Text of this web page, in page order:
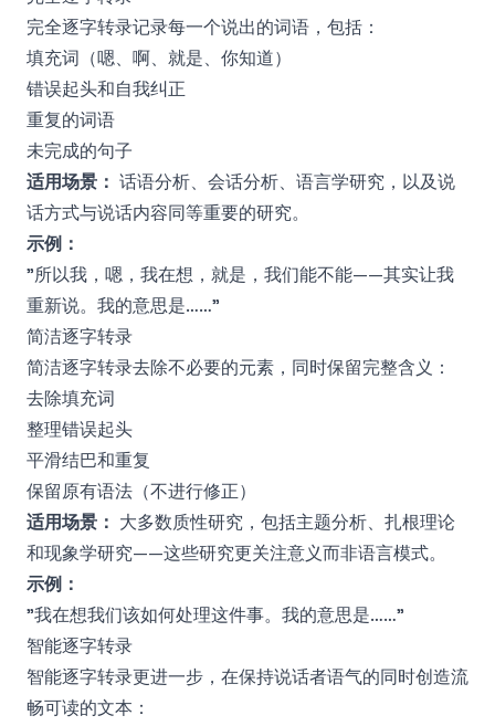
完全逐字转录记录每一个说出的词语，包括：
填充词（嗯、啊、就是、你知道）
错误起头和自我纠正
重复的词语
未完成的句子
适用场景： 话语分析、会话分析、语言学研究，以及说
话方式与说话内容同等重要的研究。
示例：
"所以我，嗯，我在想，就是，我们能不能——其实让我
重新说。我的意思是……"
简洁逐字转录
简洁逐字转录去除不必要的元素，同时保留完整含义：
去除填充词
整理错误起头
平滑结巴和重复
保留原有语法（不进行修正）
适用场景： 大多数质性研究，包括主题分析、扎根理论
和现象学研究——这些研究更关注意义而非语言模式。
示例：
"我在想我们该如何处理这件事。我的意思是……"
智能逐字转录
智能逐字转录更进一步，在保持说话者语气的同时创造流
畅可读的文本：